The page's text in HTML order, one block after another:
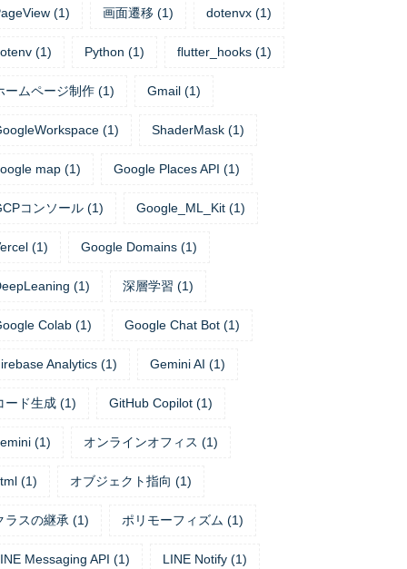
(1) 画面遷移 (1) dotenvx (1)
(1) Python (1) flutter_hooks (1)
ームページ制作 (1) Gmail (1)
(1) ShaderMask (1)
map (1) Google Places API (1)
コンソール (1) Google_ML_Kit (1)
(1) Google Domains (1)
(1) 深層学習 (1)
Colab (1) Google Chat Bot (1)
Analytics (1) Gemini AI (1)
ード生成 (1) GitHub Copilot (1)
(1) オンラインオフィス (1)
(1) オブジェクト指向 (1)
ラスの継承 (1) ポリモーフィズム (1)
Messaging API (1) LINE Notify (1)